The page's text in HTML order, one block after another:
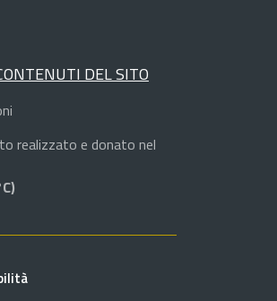
DEL SITO
realizzato e donato nel